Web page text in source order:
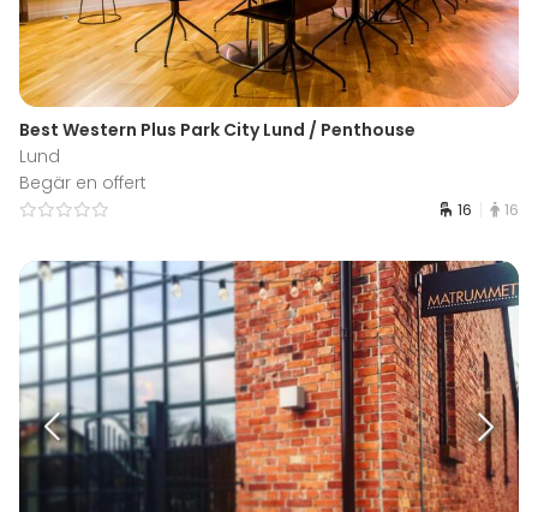
Best Western Plus Park City Lund / Penthouse
Lund
Begär en offert
16 16